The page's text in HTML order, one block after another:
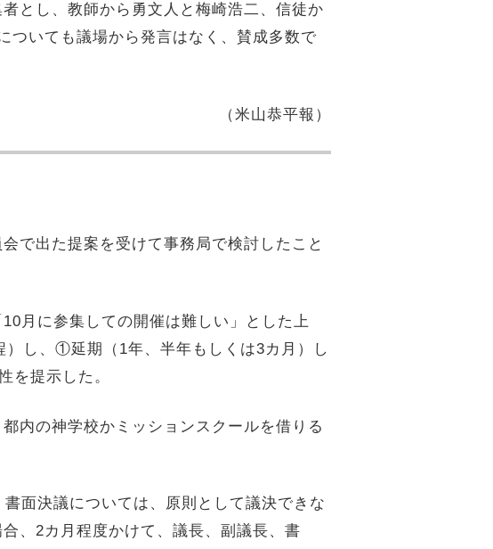
とし、教師から勇文人と梅崎浩二、信徒か
ついても議場から発言はなく、賛成多数で
（米山恭平報）
で出た提案を受けて事務局で検討したこと
月に参集しての開催は難しい」とした上
）し、①延期（1年、半年もしくは3カ月）し
を提示した。
内の神学校かミッションスクールを借りる
面決議については、原則として議決できな
、2カ月程度かけて、議長、副議長、書